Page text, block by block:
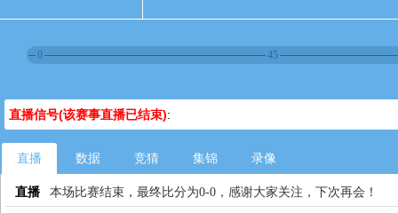
0 45
直播信号(该赛事直播已结束):
直播 数据 竞猜 集锦 录像
直播 本场比赛结束，最终比分为0-0，感谢大家关注，下次再会！